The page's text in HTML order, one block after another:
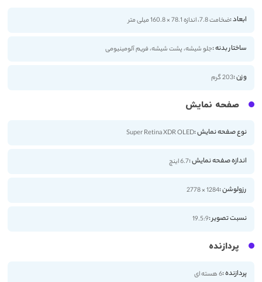
ابعاد :ضخامت 7.8، اندازه 78.1 × 160.8 میلی متر
ساختار بدنه :جلو شیشه، پشت شیشه، فریم آلومینیومی
وزن :203 گرم
صفحه نمایش
نوع صفحه نمایش :Super Retina XDR OLED
اندازه صفحه نمایش :6.7 اینچ
رزولوشن :1284 × 2778
نسبت تصویر :19.5:9
پردازنده
پردازنده :6 هسته ای